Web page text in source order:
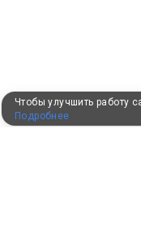
Чтобы улучшить работу
Подробнее